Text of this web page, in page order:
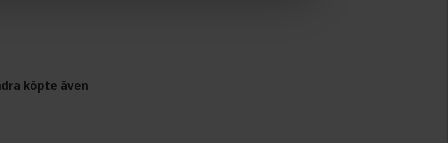
köpte även